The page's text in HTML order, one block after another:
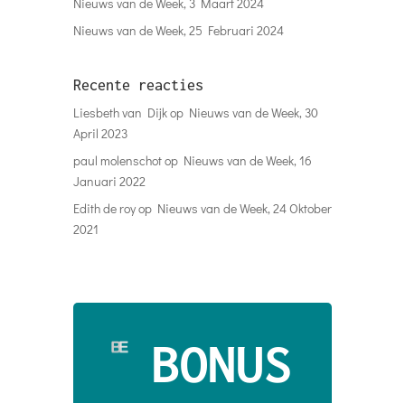
Nieuws van de Week, 25 Februari 2024
Recente reacties
Liesbeth van Dijkop Nieuws van de Week, 30
April 2023
paul molenschotop Nieuws van de Week, 16
Januari 2022
Edith de royop Nieuws van de Week, 24 Oktober
2021
BONUS